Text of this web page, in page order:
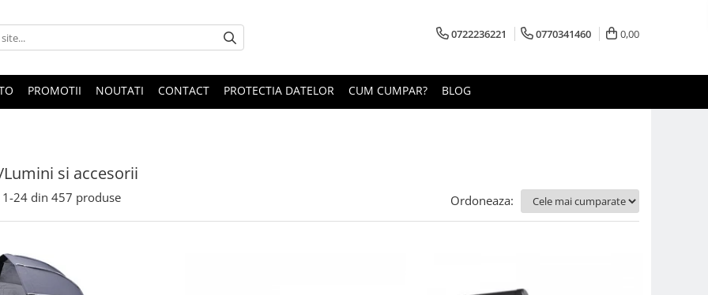
0722236221 0770341460 0,00
PROMOTII NOUTATI CONTACT PROTECTIA DATELOR CUM CUMPAR? BLOG
si accesorii
1-24 din 457 produse Ordoneaza: